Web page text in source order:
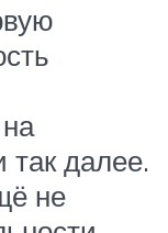
так далее.
не